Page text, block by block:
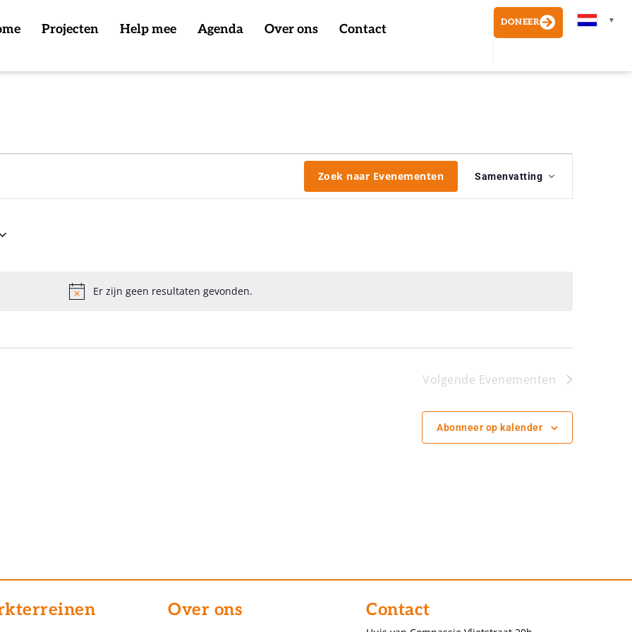
Projecten Help mee Agenda Over ons Contact DONEER ▼
Bericht
Er zijn geen resultaten gevonden.
Zoek naar Evenementen
Evenement
weergaven
navigatie
Samenvatting
Volgende Evenementen
Abonneer op kalender
Over ons Contact